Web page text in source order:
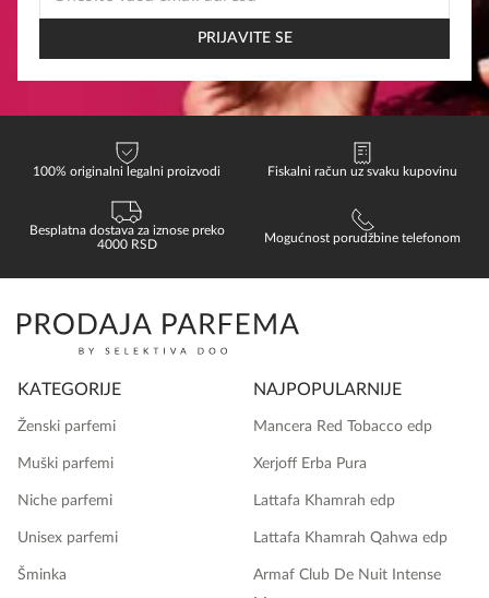
PRIJAVITE SE
100% originalni legalni proizvodi Fiskalni račun uz svaku kupovinu
Besplatna dostava za iznose preko
4000 RSD
Mogućnost porudžbine telefonom
KATEGORIJE
Ženski parfemi
Muški parfemi
Niche parfemi
Unisex parfemi
Šminka
NAJPOPULARNIJE
Mancera Red Tobacco edp
Xerjoff Erba Pura
Lattafa Khamrah edp
Lattafa Khamrah Qahwa edp
Armaf Club De Nuit Intense